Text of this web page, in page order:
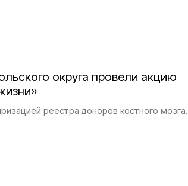
округа провели акцию
реестра доноров костного мозга.